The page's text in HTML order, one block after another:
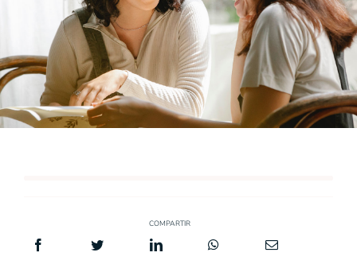
Contacto
COMPARTIR